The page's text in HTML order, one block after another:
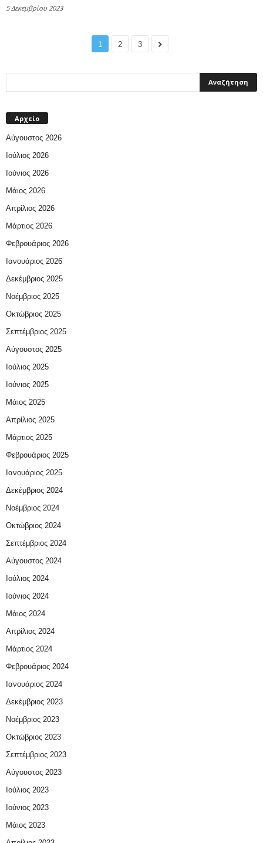
5 Δεκεμβρίου 2023
1 2 3
Αρχείο
Αύγουστος 2026
Ιούλιος 2026
Ιούνιος 2026
Μάιος 2026
Απρίλιος 2026
Μάρτιος 2026
Φεβρουάριος 2026
Ιανουάριος 2026
Δεκέμβριος 2025
Νοέμβριος 2025
Οκτώβριος 2025
Σεπτέμβριος 2025
Αύγουστος 2025
Ιούλιος 2025
Ιούνιος 2025
Μάιος 2025
Απρίλιος 2025
Μάρτιος 2025
Φεβρουάριος 2025
Ιανουάριος 2025
Δεκέμβριος 2024
Νοέμβριος 2024
Οκτώβριος 2024
Σεπτέμβριος 2024
Αύγουστος 2024
Ιούλιος 2024
Ιούνιος 2024
Μάιος 2024
Απρίλιος 2024
Μάρτιος 2024
Φεβρουάριος 2024
Ιανουάριος 2024
Δεκέμβριος 2023
Νοέμβριος 2023
Οκτώβριος 2023
Σεπτέμβριος 2023
Αύγουστος 2023
Ιούλιος 2023
Ιούνιος 2023
Μάιος 2023